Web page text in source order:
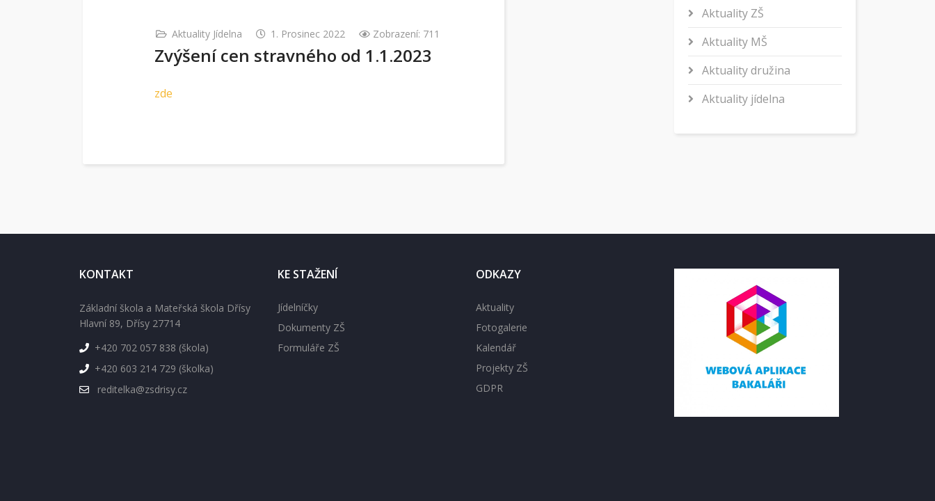
Aktuality Jídelna 1. Prosinec 2022 Zobrazení: 711
Zvýšení cen stravného od 1.1.2023
zde
Aktuality ZŠ
Aktuality MŠ
Aktuality družina
Aktuality jídelna
KONTAKT
Základní škola a Mateřská škola Dřísy
Hlavní 89, Dřísy 27714
+420 702 057 838 (škola)
+420 603 214 729 (školka)
reditelka@zsdrisy.cz
KE STAŽENÍ
Jídelníčky
Dokumenty ZŠ
Formuláře ZŠ
ODKAZY
Aktuality
Fotogalerie
Kalendář
Projekty ZŠ
GDPR